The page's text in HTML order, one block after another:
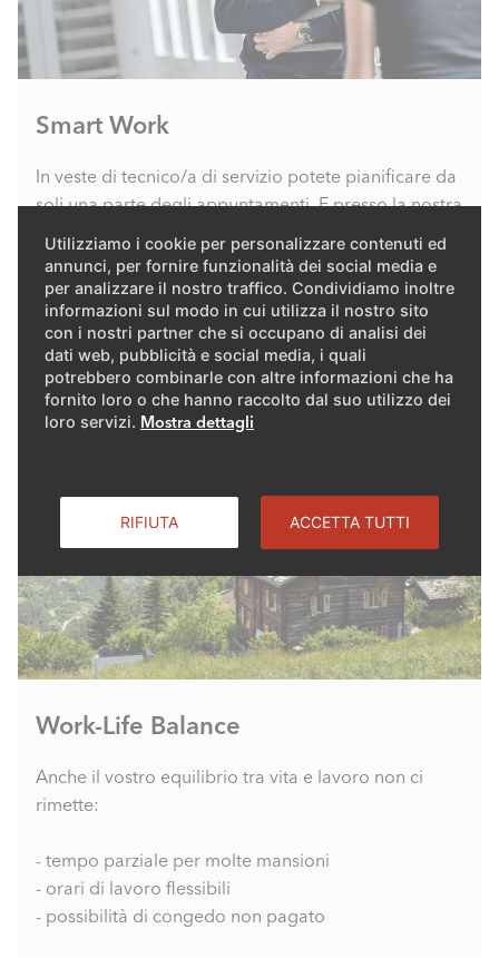
Utilizziamo i cookie per personalizzare contenuti ed
annunci, per fornire funzionalità dei social media e
per analizzare il nostro traffico. Condividiamo inoltre
informazioni sul modo in cui utilizza il nostro sito
con i nostri partner che si occupano di analisi dei
dati web, pubblicità e social media, i quali
potrebbero combinarle con altre informazioni che ha
fornito loro o che hanno raccolto dal suo utilizzo dei
loro servizi. Mostra dettagli
RIFIUTA ACCETTA TUTTI
Smart Work
In veste di tecnico/a di servizio potete pianificare da
soli una parte degli appuntamenti. E presso la nostra
sede principale o in uno dei nostri centri regionali
avete diritto a due giorni di «Smart Work» alla
settimana, in cui potete scegliere liberamente il
luogo di lavoro.
Work-Life Balance
Anche il vostro equilibrio tra vita e lavoro non ci
rimette:
- tempo parziale per molte mansioni
- orari di lavoro flessibili
- possibilità di congedo non pagato